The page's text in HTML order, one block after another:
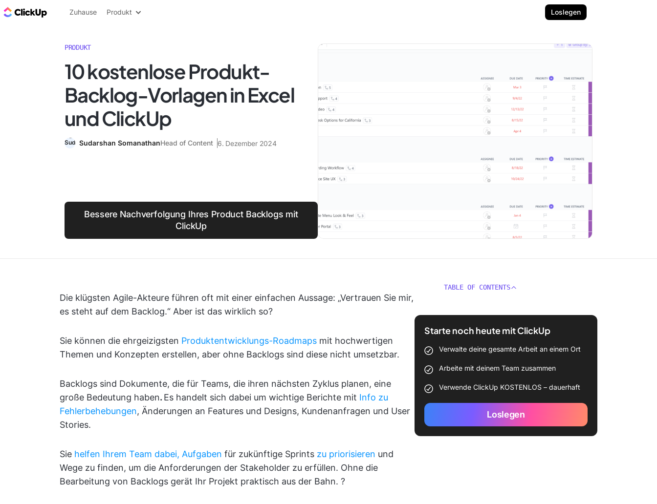
ClickUp Blog
Zuhause Produkt Loslegen
PRODUKT
10 kostenlose Produkt-
Backlog-Vorlagen in Excel
und ClickUp
Sudarshan SomanathanHead of Content 6. Dezember 2024
Bessere Nachverfolgung Ihres Product Backlogs mit
ClickUp
Die klügsten Agile-Akteure führen oft mit einer einfachen Aussage: „Vertrauen Sie mir,
es steht auf dem Backlog.“ Aber ist das wirklich so?
Sie können die ehrgeizigsten Produktentwicklungs-Roadmaps mit hochwertigen
Themen und Konzepten erstellen, aber ohne Backlogs sind diese nicht umsetzbar.
Backlogs sind Dokumente, die für Teams, die ihren nächsten Zyklus planen, eine
große Bedeutung haben. Es handelt sich dabei um wichtige Berichte mit Info zu
Fehlerbehebungen, Änderungen an Features und Designs, Kundenanfragen und User
Stories.
Sie helfen Ihrem Team dabei, Aufgaben für zukünftige Sprints zu priorisieren und
Wege zu finden, um die Anforderungen der Stakeholder zu erfüllen. Ohne die
Bearbeitung von Backlogs gerät Ihr Projekt praktisch aus der Bahn. ?
TABLE OF CONTENTS
Starte noch heute mit ClickUp
Verwalte deine gesamte Arbeit an einem Ort
Arbeite mit deinem Team zusammen
Verwende ClickUp KOSTENLOS – dauerhaft
Loslegen